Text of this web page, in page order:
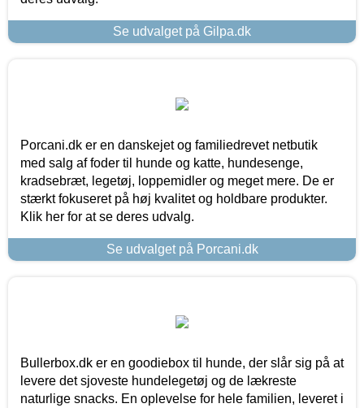
Se udvalget på Gilpa.dk
Porcani.dk er en danskejet og familiedrevet netbutik
med salg af foder til hunde og katte, hundesenge,
kradsebræt, legetøj, loppemidler og meget mere. De er
stærkt fokuseret på høj kvalitet og holdbare produkter.
Klik her for at se deres udvalg.
Se udvalget på Porcani.dk
Bullerbox.dk er en goodiebox til hunde, der slår sig på at
levere det sjoveste hundelegetøj og de lækreste
naturlige snacks. En oplevelse for hele familien, leveret i